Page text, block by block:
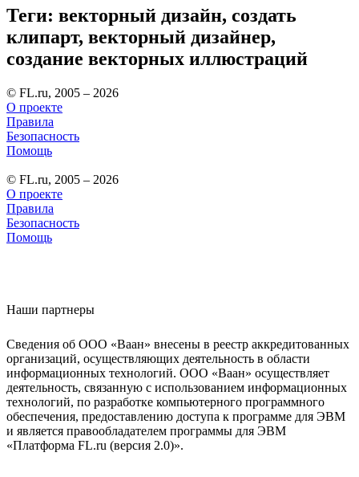
Теги: векторный дизайн, создать
клипарт, векторный дизайнер,
создание векторных иллюстраций
© FL.ru, 2005 – 2026
О проекте
Правила
Безопасность
Помощь
© FL.ru, 2005 – 2026
О проекте
Правила
Безопасность
Помощь
Наши партнеры
Сведения об ООО «Ваан» внесены в реестр аккредитованных
организаций, осуществляющих деятельность в области
информационных технологий. ООО «Ваан» осуществляет
деятельность, связанную с использованием информационных
технологий, по разработке компьютерного программного
обеспечения, предоставлению доступа к программе для ЭВМ
и является правообладателем программы для ЭВМ
«Платформа FL.ru (версия 2.0)».